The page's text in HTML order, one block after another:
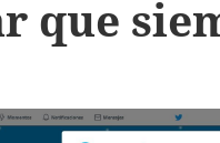
que